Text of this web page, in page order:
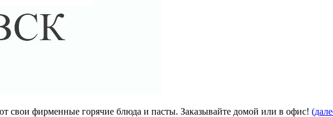
фирменные горячие блюда и пасты. Заказывайте домой или в офис!